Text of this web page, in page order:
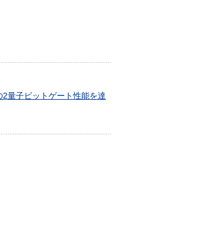
量子ビットゲート性能を達